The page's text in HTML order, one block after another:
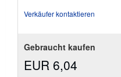
Verkäufer kontaktieren
Gebraucht kaufen
EUR 6,04